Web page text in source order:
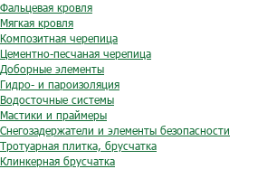
Фальцевая кровля
Мягкая кровля
Композитная черепица
Цементно-песчаная черепица
Доборные элементы
Гидро- и пароизоляция
Водосточные системы
Мастики и праймеры
Снегозадержатели и элементы безопасности
Тротуарная плитка, брусчатка
Клинкерная брусчатка